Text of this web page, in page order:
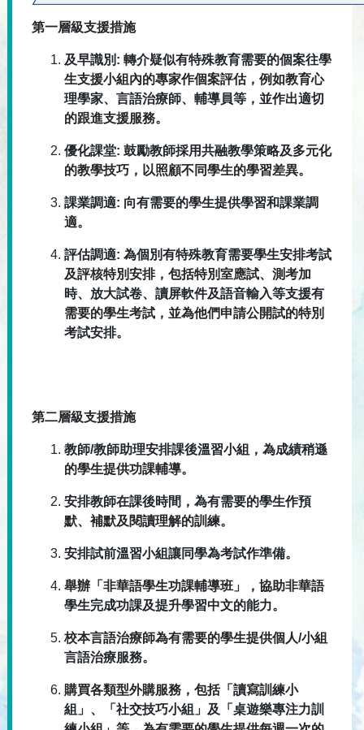
第一層級支援措施
及早識別: 轉介疑似有特殊教育需要的個案往學
生支援小組內的專家作個案評估，例如教育心
理學家、言語治療師、輔導員等，並作出適切
的跟進支援服務。
優化課堂: 鼓勵教師採用共融教學策略及多元化
的教學技巧，以照顧不同學生的學習差異。
課業調適: 向有需要的學生提供學習和課業調
適。
評估調適: 為個別有特殊教育需要學生安排考試
及評核特別安排，包括特別室應試、測考加
時、放大試卷、讀屏軟件及語音輸入等支援有
需要的學生考試，並為他們申請公開試的特別
考試安排。
第二層級支援措施
教師/教師助理安排課後溫習小組，為成績稍遜
的學生提供功課輔導。
安排教師在課後時間，為有需要的學生作預
默、補默及閱讀理解的訓練。
安排試前溫習小組讓同學為考試作準備。
舉辦「非華語學生功課輔導班」，協助非華語
學生完成功課及提升學習中文的能力。
校本言語治療師為有需要的學生提供個人/小組
言語治療服務。
購買各類型外購服務，包括「讀寫訓練小
組」、「社交技巧小組」及「桌遊樂專注力訓